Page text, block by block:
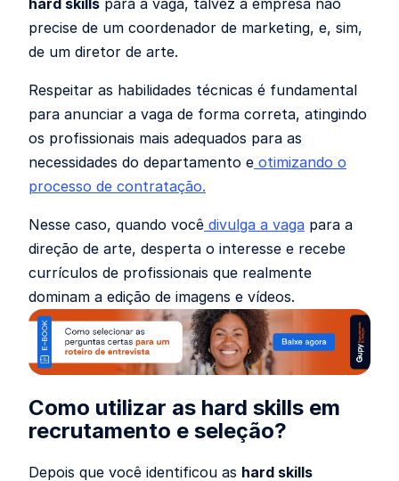
hard skills para a vaga, talvez a empresa não
precise de um coordenador de marketing, e, sim,
de um diretor de arte.
Respeitar as habilidades técnicas é fundamental
para anunciar a vaga de forma correta, atingindo
os profissionais mais adequados para as
necessidades do departamento e otimizando o
processo de contratação.
Nesse caso, quando você divulga a vaga para a
direção de arte, desperta o interesse e recebe
currículos de profissionais que realmente
dominam a edição de imagens e vídeos.
Como utilizar as hard skills em
recrutamento e seleção?
Depois que você identificou as hard skills